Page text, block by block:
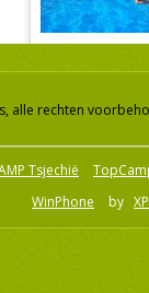
alle rechten
Tsjechië
WinPhone by